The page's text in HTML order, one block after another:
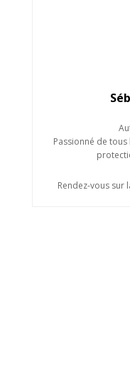
Passionné de
Rendez-vous sur